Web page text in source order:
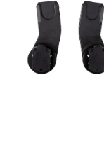
Abecedně